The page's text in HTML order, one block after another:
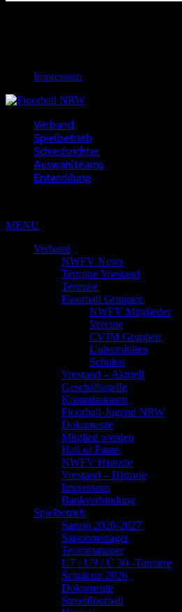
Impressum
Verband
Spielbetrieb
Schiedsrichter
Auswahlteams
Entwicklung
MENU
Verband
NWFV News
Termine Vorstand
Termine
Floorball Gruppen
NWFV Mitglieder
Vereine
CVJM Gruppen
Universitäten
Schulen
Vorstand – Aktuell
Geschäftsstelle
Kommissionen
Floorball-Jugend NRW
Dokumente
Mitglied werden
Hall of Fame
NWFV Historie
Vorstand – Historie
Impressum
Bankverbindung
Spielbetrieb
Saison 2026-2027
Saisonmanager
Teammanager
U7 / U9 / Ü 30 -Turniere
Schulcup 2026
Dokumente
Streetfloorball